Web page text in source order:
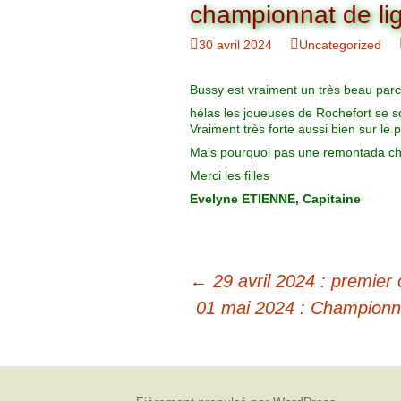
Organigramme
Commission Loisirs
Commission Sportive
Ryder
Trophée
Couronne
Brut Dames
Avril
Juin
championnat de
30 avril 2024 Uncategorized
Bussy est vraiment un très beau
hélas les joueuses de Rochefort se
Vraiment très forte aussi bien sur le
Mais pourquoi pas une remontada
Merci les filles
Evelyne ETIENNE, Capitaine
← 29 avril 2024 : premier
01 mai 2024 :